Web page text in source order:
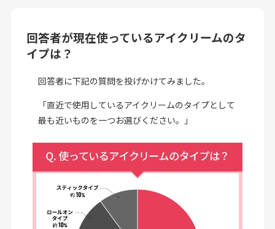
回答者が現在使っているアイクリームのタ
イプは？
回答者に下記の質問を投げかけてみました。
「直近で使用しているアイクリームのタイプとして
最も近いものを一つお選びください。」